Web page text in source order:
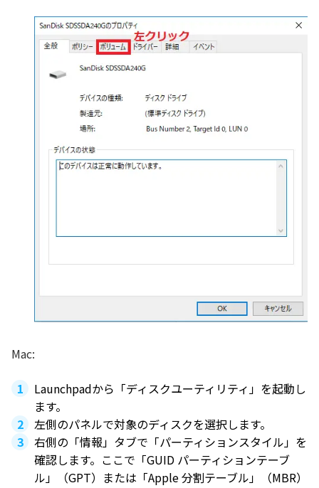
Mac:
Launchpadから「ディスクユーティリティ」を起動し
ます。
左側のパネルで対象のディスクを選択します。
右側の「情報」タブで「パーティションスタイル」を
確認します。ここで「GUID パーティションテーブ
ル」（GPT）または「Apple 分割テーブル」（MBR）